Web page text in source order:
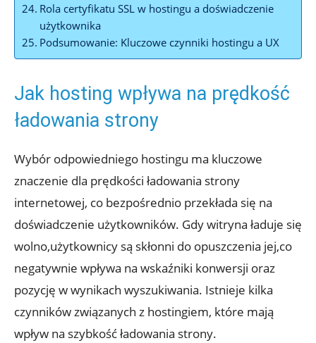
Rola certyfikatu SSL w hostingu a doświadczenie
użytkownika
Podsumowanie: Kluczowe czynniki hostingu a UX
Jak hosting wpływa na prędkość
ładowania strony
Wybór odpowiedniego hostingu ma kluczowe
znaczenie dla prędkości ładowania strony
internetowej, co bezpośrednio przekłada się na
doświadczenie użytkowników. Gdy witryna ładuje się
wolno,użytkownicy są skłonni do opuszczenia jej,co
negatywnie wpływa na wskaźniki konwersji oraz
pozycję w wynikach wyszukiwania. Istnieje kilka
czynników związanych z hostingiem, które mają
wpływ na szybkość ładowania strony.